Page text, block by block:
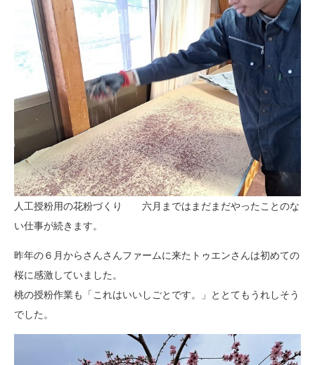
人工授粉用の花粉づくり 六月まではまだまだやったことのな
い仕事が続きます。
昨年の６月からさんさんファームに来たトゥエンさんは初めての
桜に感激していました。
桃の授粉作業も「これはいいしごとです。」ととてもうれしそう
でした。